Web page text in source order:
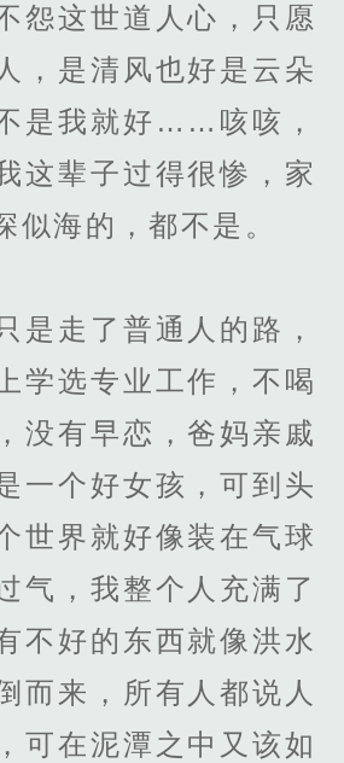
怨这世道人心，只愿
，是清风也好是云朵
是我就好……咳咳，
这辈子过得很惨，家
似海的，都不是。
走了普通人的路，
学选专业工作，不喝
没有早恋，爸妈亲戚
一个好女孩，可到头
世界就好像装在气球
气，我整个人充满了
不好的东西就像洪水
而来，所有人都说人
可在泥潭之中又该如